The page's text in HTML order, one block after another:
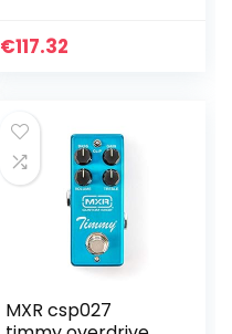
€117.32
MXR csp027